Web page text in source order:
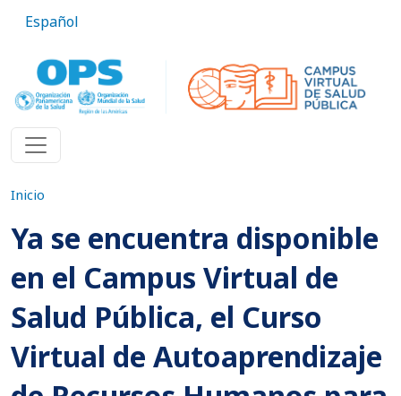
Español
Inicio
Ya se encuentra disponible
en el Campus Virtual de
Salud Pública, el Curso
Virtual de Autoaprendizaje